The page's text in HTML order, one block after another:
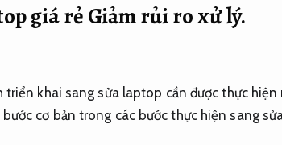
giá rẻGiảm rủi ro xử lý.
khai sang sửa laptop cần được thực hiện
bước cơ bản trong các bước thực hiện sang